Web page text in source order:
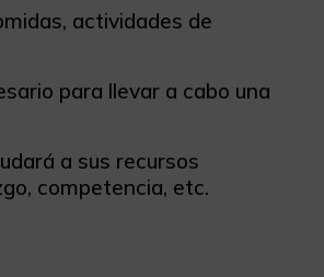
actividades de
para llevar a cabo una
a sus recursos
competencia, etc.